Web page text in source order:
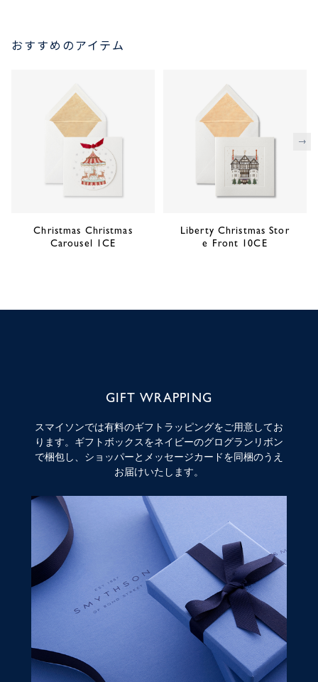
おすすめのアイテム
Christmas Christmas
Carousel 1CE
Liberty Christmas Stor
e Front 10CE
次
GIFT WRAPPING
スマイソンでは有料のギフトラッピングをご用意してお
ります。ギフトボックスをネイビーのグログランリボン
で梱包し、ショッパーとメッセージカードを同梱のうえ
お届けいたします。